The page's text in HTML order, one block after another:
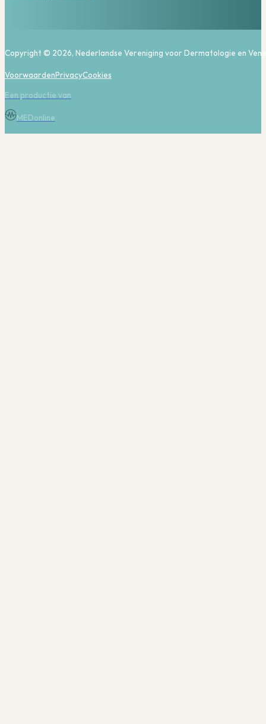
Copyright © 2026, Nederlandse Vereniging voor Dermatologie en
VoorwaardenPrivacyCookies
Een productie van
MEDonline